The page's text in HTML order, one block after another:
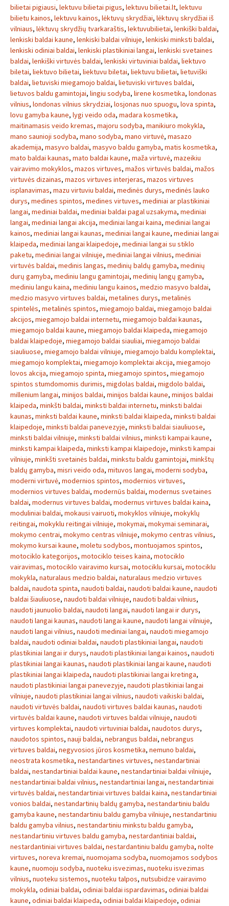
bilietai pigiausi, lektuvu bilietai pigus, lektuvu bilietai.lt, lektuvu
bilietu kainos, lektuvu kainos, lėktuvų skrydžiai, lėktuvų skrydžiai iš
vilniaus, lėktuvų skrydžių tvarkaraštis, lektuvubilietai, lenkiški baldai,
lenkiski baldai kaune, lenkiski baldai vilniuje, lenkiski minksti baldai,
lenkiski odiniai baldai, lenkiski plastikiniai langai, lenkiski svetaines
baldai, lenkiški virtuvės baldai, lenkiski virtuviniai baldai, liektuvo
biletai, liektuvo bilietai, liektuvu biletai, liektuvu bilietai, lietuviški
baldai, lietuviski miegamojo baldai, lietuviski virtuves baldai,
lietuvos baldu gamintojai, lingiu sodyba, lirene kosmetika, londonas
vilnius, londonas vilnius skrydziai, losjonas nuo spuogu, lova spinta,
lovu gamyba kaune, lygi veido oda, madara kosmetika,
maitinamasis veido kremas, majoru sodyba, manikiuro mokykla,
mano saunioji sodyba, mano sodyba, mano virtuvė, masazo
akademija, masyvo baldai, masyvo baldu gamyba, matis kosmetika,
mato baldai kaunas, mato baldai kaune, maža virtuvė, mazeikiu
vairavimo mokyklos, mazos virtuves, mažos virtuvės baldai, mažos
virtuvės dizainas, mazos virtuves interjeras, mazos virtuves
isplanavimas, mazu virtuviu baldai, medinės durys, medinės lauko
durys, medines spintos, medines virtuves, mediniai ar plastikiniai
langai, mediniai baldai, mediniai baldai pagal uzsakyma, mediniai
langai, mediniai langai akcija, mediniai langai kaina, mediniai langai
kainos, mediniai langai kaunas, mediniai langai kaune, mediniai langai
klaipeda, mediniai langai klaipedoje, mediniai langai su stiklo
paketu, mediniai langai vilniuje, mediniai langai vilnius, mediniai
virtuvės baldai, medinis langas, medinių baldų gamyba, medinių
durų gamyba, mediniu langu gamintojai, medinių langų gamyba,
mediniu langu kaina, mediniu langu kainos, medzio masyvo baldai,
medzio masyvo virtuves baldai, metalines durys, metalinės
spintelės, metalinės spintos, miegamojo baldai, miegamojo baldai
akcijos, miegamojo baldai internetu, miegamojo baldai kaunas,
miegamojo baldai kaune, miegamojo baldai klaipeda, miegamojo
baldai klaipedoje, miegamojo baldai siauliai, miegamojo baldai
siauliuose, miegamojo baldai vilniuje, miegamojo baldu komplektai,
miegamojo komplektai, miegamojo komplektai akcija, miegamojo
lovos akcija, miegamojo spinta, miegamojo spintos, miegamojo
spintos stumdomomis durimis, migdolas baldai, migdolo baldai,
millenium langai, minijos baldai, minijos baldai kaune, minijos baldai
klaipeda, minkšti baldai, minksti baldai internetu, minksti baldai
kaunas, minksti baldai kaune, minksti baldai klaipeda, minksti baldai
klaipedoje, minksti baldai panevezyje, minksti baldai siauliuose,
minksti baldai vilniuje, minksti baldai vilnius, minksti kampai kaune,
minksti kampai klaipeda, minksti kampai klaipedoje, minksti kampai
vilniuje, minkšti svetainės baldai, minkstu baldu gamintojai, minkštų
baldų gamyba, misri veido oda, mituvos langai, moderni sodyba,
moderni virtuvė, modernios spintos, modernios virtuves,
modernios virtuves baldai, modernūs baldai, modernus svetaines
baldai, modernus virtuves baldai, modernus virtuves baldai kaina,
moduliniai baldai, mokausi vairuoti, mokyklos vilniuje, mokyklų
reitingai, mokyklu reitingai vilniuje, mokymai, mokymai seminarai,
mokymo centrai, mokymo centras vilniuje, mokymo centras vilnius,
mokymo kursai kaune, moletu sodybos, montuojamos spintos,
motociklo kategorijos, motociklo teises kaina, motociklo
vairavimas, motociklo vairavimo kursai, motociklu kursai, motociklu
mokykla, naturalaus medzio baldai, naturalaus medzio virtuves
baldai, naudota spinta, naudoti baldai, naudoti baldai kaune, naudoti
baldai šiauliuose, naudoti baldai vilniuje, naudoti baldai vilnius,
naudoti jaunuolio baldai, naudoti langai, naudoti langai ir durys,
naudoti langai kaunas, naudoti langai kaune, naudoti langai vilniuje,
naudoti langai vilnius, naudoti mediniai langai, naudoti miegamojo
baldai, naudoti odiniai baldai, naudoti plastikiniai langai, naudoti
plastikiniai langai ir durys, naudoti plastikiniai langai kainos, naudoti
plastikiniai langai kaunas, naudoti plastikiniai langai kaune, naudoti
plastikiniai langai klaipeda, naudoti plastikiniai langai kretinga,
naudoti plastikiniai langai panevezyje, naudoti plastikiniai langai
vilniuje, naudoti plastikiniai langai vilnius, naudoti vaikiski baldai,
naudoti virtuvės baldai, naudoti virtuves baldai kaunas, naudoti
virtuvės baldai kaune, naudoti virtuves baldai vilniuje, naudoti
virtuves komplektai, naudoti virtuviniai baldai, naudotos durys,
naudotos spintos, nauji baldai, nebrangus baldai, nebrangus
virtuves baldai, negyvosios jūros kosmetika, nemuno baldai,
neostrata kosmetika, nestandartines virtuves, nestandartiniai
baldai, nestandartiniai baldai kaune, nestandartiniai baldai vilniuje,
nestandartiniai baldai vilnius, nestandartiniai langai, nestandartiniai
virtuvės baldai, nestandartiniai virtuves baldai kaina, nestandartiniai
vonios baldai, nestandartinių baldų gamyba, nestandartiniu baldu
gamyba kaune, nestandartiniu baldu gamyba vilniuje, nestandartiniu
baldu gamyba vilnius, nestandartiniu minkstu baldu gamyba,
nestandartiniu virtuves baldu gamyba, nestardantiniai baldai,
nestardantiniai virtuves baldai, nestardantiniu baldu gamyba, nolte
virtuves, noreva kremai, nuomojama sodyba, nuomojamos sodybos
kaune, nuomoju sodyba, nuoteku isvezimas, nuoteku isvezimas
vilnius, nuoteku sistemos, nuoteku talpos, nutsubidze vairavimo
mokykla, odiniai baldai, odiniai baldai ispardavimas, odiniai baldai
kaune, odiniai baldai klaipeda, odiniai baldai klaipedoje, odiniai